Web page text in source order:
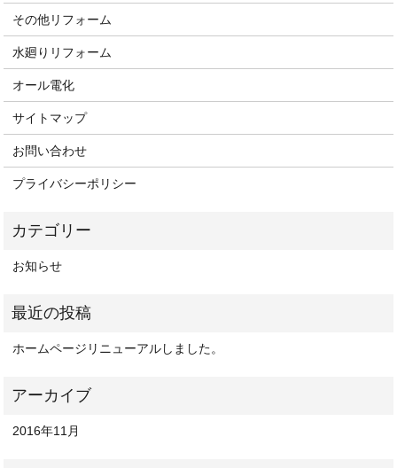
その他リフォーム
水廻りリフォーム
オール電化
サイトマップ
お問い合わせ
プライバシーポリシー
お知らせ
ホームページリニューアルしました。
2016年11月